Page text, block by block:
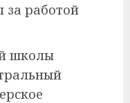
работой
школы